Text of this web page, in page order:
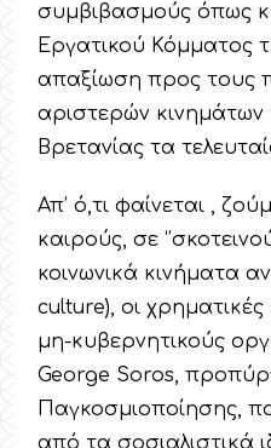
συμβιβασμούς όπως
Εργατικού Κόμματος
απαξίωση προς τους
αριστερών
Βρετανίας τα
Απ’ ό,τι φαίνεται ,
καιρούς, σε
κοινωνικά κινήματα
culture), οι
μη-κυβερνητικούς
George Soros,
Παγκοσμιοποίησης,
από τα σοσιαλιστικά